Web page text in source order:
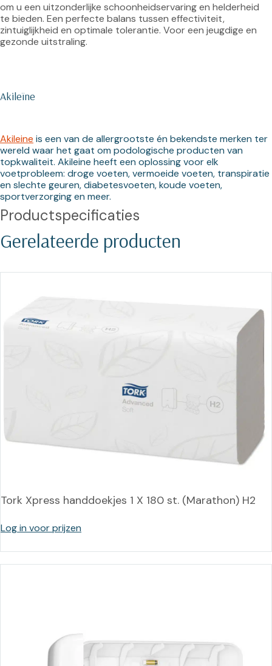
om u een uitzonderlijke schoonheidservaring en helderheid
te bieden. Een perfecte balans tussen effectiviteit,
zintuiglijkheid en optimale tolerantie. Voor een jeugdige en
gezonde uitstraling.
Akileïne
Akileine is een van de allergrootste én bekendste merken ter
wereld waar het gaat om podologische producten van
topkwaliteit. Akileine heeft een oplossing voor elk
voetprobleem: droge voeten, vermoeide voeten, transpiratie
en slechte geuren, diabetesvoeten, koude voeten,
sportverzorging en meer.
Productspecificaties
Gerelateerde producten
Tork Xpress handdoekjes 1 X 180 st. (Marathon) H2
Log in voor prijzen